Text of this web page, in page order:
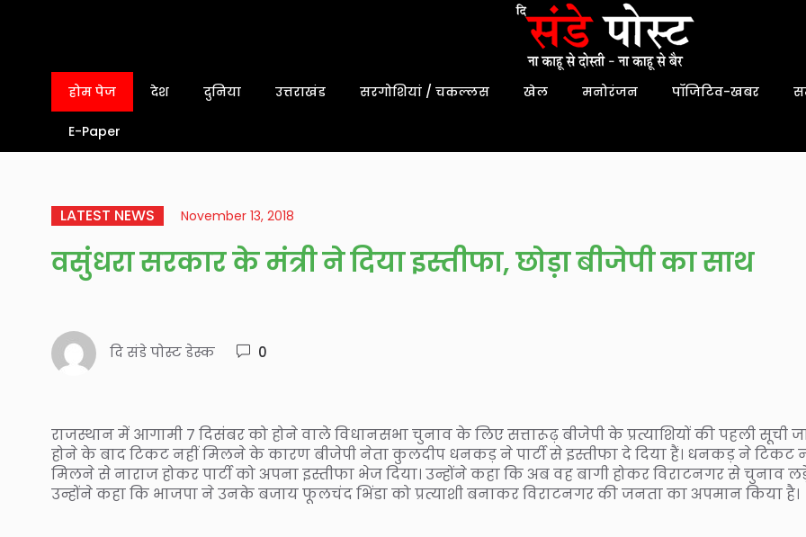
होम पेज देश दुनिया उत्तराखंड सरगोशियां / चकल्लस खेल मनोरंजन पॉजिटिव-खबर
E-Paper
LATEST NEWS November 13, 2018
वसुंधरा सरकार के मंत्री ने दिया इस्तीफा, छोड़ा बीजेपी का साथ
दि संडे पोस्ट डेस्क 0
राजस्थान में आगामी 7 दिसंबर को होने वाले विधानसभा चुनाव के लिए सत्तारूढ़ बीजेपी के प्रत्याशियों की पहली सूची
होने के बाद टिकट नहीं मिलने के कारण बीजेपी नेता कुलदीप धनकड़ ने पार्टी से इस्तीफा दे दिया हैं। धनकड़ ने टिकट
मिलने से नाराज होकर पार्टी को अपना इस्तीफा भेज दिया। उन्होंने कहा कि अब वह बागी होकर विराटनगर से चुनाव
उन्होंने कहा कि भाजपा ने उनके बजाय फूलचंद भिंडा को प्रत्याशी बनाकर विराटनगर की जनता का अपमान किया है।